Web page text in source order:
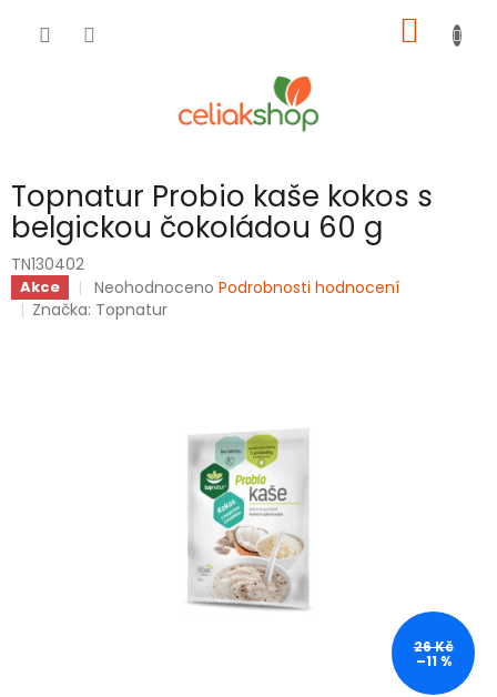
KOŠÍK
Topnatur Probio kaše kokos s
belgickou čokoládou 60 g
TN130402
Akce
Průměrné
hodnocení
Neohodnoceno Podrobnosti hodnocení
Značka: Topnatur
26 Kč
–11 %